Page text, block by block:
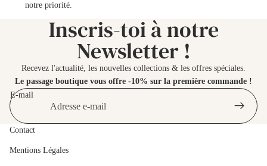
notre priorité.
Inscris-toi à notre
Newsletter !
Recevez l'actualité, les nouvelles collections & les offres spéciales.
Le passage boutique vous offre -10% sur la première commande !
E-mail
Contact
Mentions Légales